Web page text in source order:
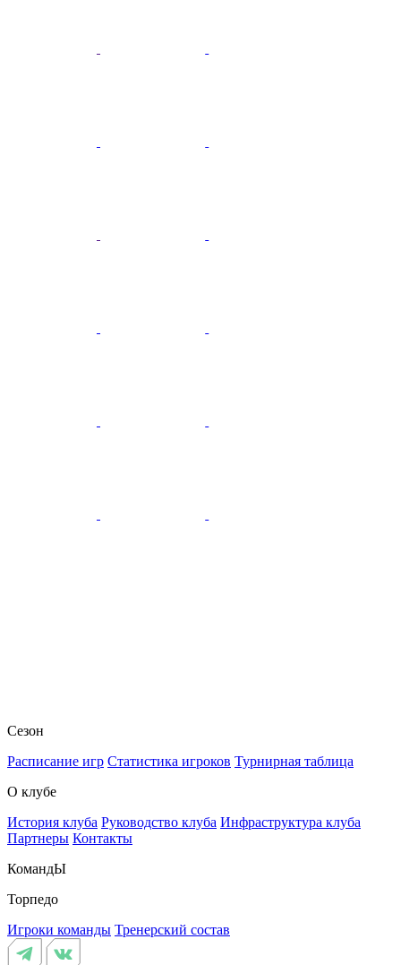
Сезон
Расписание игр Статистика игроков Турнирная таблица
О клубе
История клуба Руководство клуба Инфраструктура клуба
Партнеры Контакты
КомандЫ
Торпедо
Игроки команды Тренерский состав